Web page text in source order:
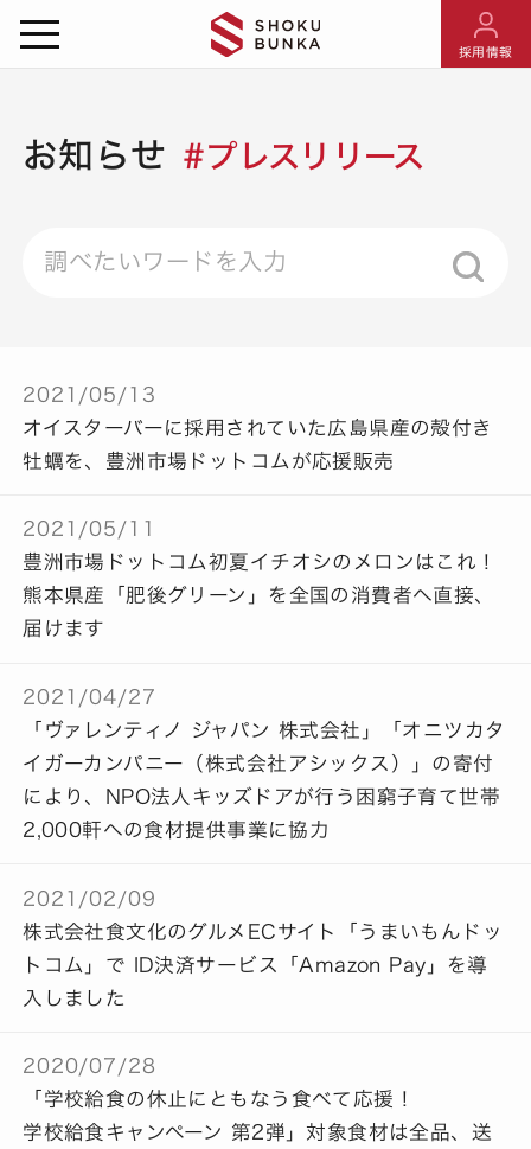
採用情報
お知らせ #プレスリリース
2021/05/13
オイスターバーに採用されていた広島県産の殻付き
牡蠣を、豊洲市場ドットコムが応援販売
2021/05/11
豊洲市場ドットコム初夏イチオシのメロンはこれ！
熊本県産「肥後グリーン」を全国の消費者へ直接、
届けます
2021/04/27
「ヴァレンティノ ジャパン 株式会社」「オニツカタ
イガーカンパニー（株式会社アシックス）」の寄付
により、NPO法人キッズドアが行う困窮子育て世帯
2,000軒への食材提供事業に協力
2021/02/09
株式会社⾷⽂化のグルメECサイト「うまいもんドッ
トコム」で ID決済サービス「Amazon Pay」を導
⼊しました
2020/07/28
「学校給食の休止にともなう食べて応援！
学校給食キャンペーン 第2弾」対象食材は全品、送